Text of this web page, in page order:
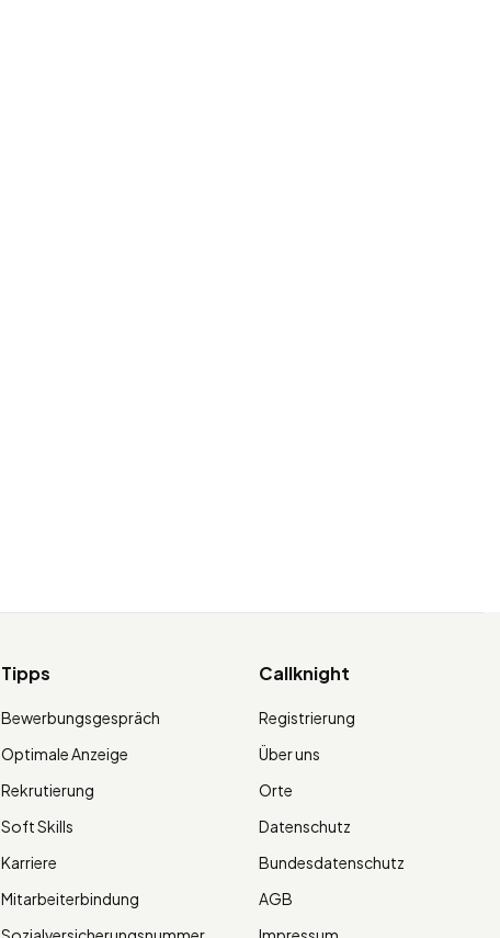
Tipps
Bewerbungsgespräch
Optimale Anzeige
Rekrutierung
Soft Skills
Karriere
Mitarbeiterbindung
Callknight
Registrierung
Über uns
Orte
Datenschutz
Bundesdatenschutz
AGB